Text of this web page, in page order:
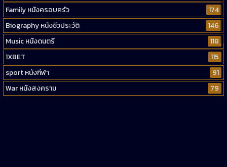
Family หนังครอบครัว
174
Biography หนังชีวประวัติ
146
Music หนังดนตรี
118
1XBET
115
sport หนังกีฬา
91
War หนังสงคราม
79